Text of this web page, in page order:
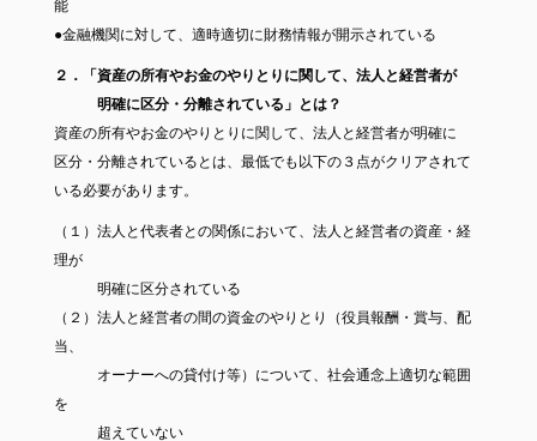
能
●金融機関に対して、適時適切に財務情報が開示されている
２．「資産の所有やお金のやりとりに関して、法人と経営者が
明確に区分・分離されている」とは？
資産の所有やお金のやりとりに関して、法人と経営者が明確に
区分・分離されているとは、最低でも以下の３点がクリアされて
いる必要があります。
（１）法人と代表者との関係において、法人と経営者の資産・経
理が
明確に区分されている
（２）法人と経営者の間の資金のやりとり（役員報酬・賞与、配
当、
オーナーへの貸付け等）について、社会通念上適切な範囲
を
超えていない